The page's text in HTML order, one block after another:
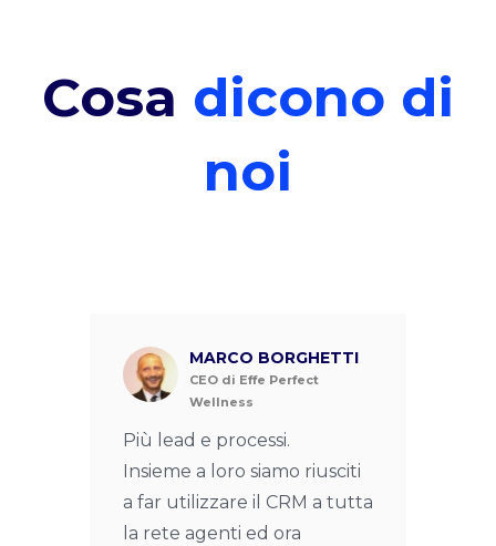
Cosa dicono di
noi
MARCO BORGHETTI
CEO di Effe Perfect
Wellness
Più lead e processi.
Insieme a loro siamo riusciti
a far utilizzare il CRM a tutta
la rete agenti ed ora